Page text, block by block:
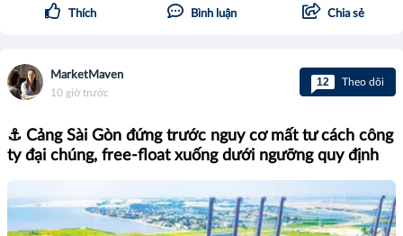
Thích Bình luận Chia sẻ
MarketMaven
10 giờ trước
12 Theo dõi
⚓ Cảng Sài Gòn đứng trước nguy cơ mất tư cách công
ty đại chúng, free-float xuống dưới ngưỡng quy định